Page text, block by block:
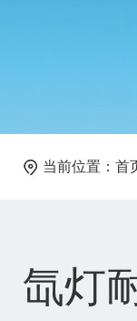
当前位置： 首
氙灯